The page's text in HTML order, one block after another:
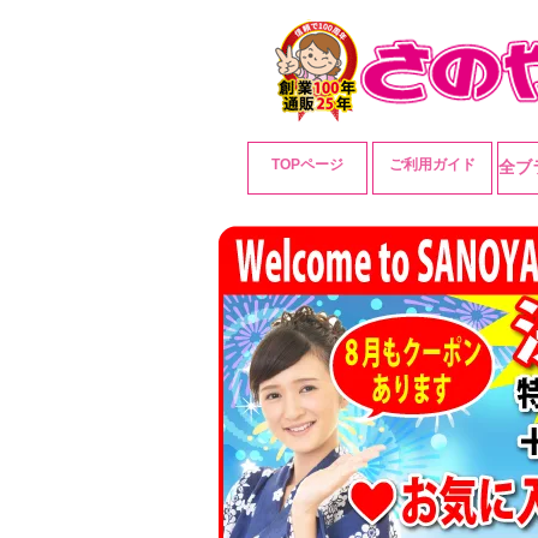
TOPページ ご利用ガイド 全ブ